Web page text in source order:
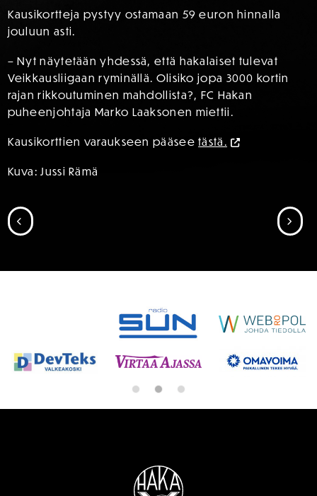
Kausikortteja pystyy ostamaan 59 euron hinnalla
jouluun asti.
– Nyt näytetään yhdessä, että hakalaiset tulevat
Veikkausliigaan ryminällä. Olisiko jopa 3000 kortin
rajan rikkoutuminen mahdollista?, FC Hakan
puheenjohtaja Marko Laaksonen miettii.
Kausikorttien varaukseen pääseetästä.
Kuva: Jussi Rämä
SIIRRY EDELLISEEN